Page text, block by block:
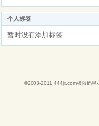
个人标签
暂时没有添加标签！
©2003-2011 444jx.com极限码皇